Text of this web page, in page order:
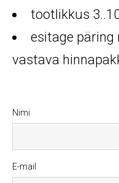
tootlikkus
esitage päring
vastava
Nimi
E-mail